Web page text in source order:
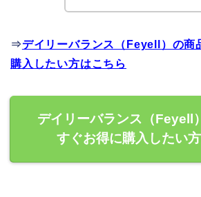
⇒デイリーバランス（Feyell）の商
購入したい方はこちら
デイリーバランス（Feyell
すぐお得に購入したい